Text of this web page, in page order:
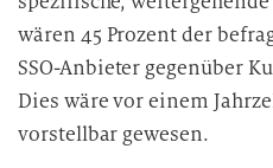
wären 45 Prozent der
SSO-Anbieter gegenüber
Dies wäre vor einem
vorstellbar gewesen.